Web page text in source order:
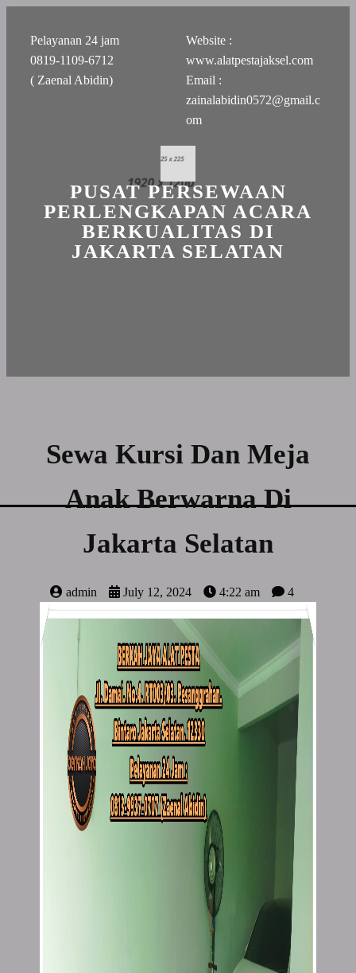
Pelayanan 24 jam
0819-1109-6712
( Zaenal Abidin)
Website :
www.alatpestajaksel.com
Email :
zainalabidin0572@gmail.c
om
PUSAT PERSEWAAN
PERLENGKAPAN ACARA
BERKUALITAS DI
JAKARTA SELATAN
Sewa Kursi Dan Meja
Anak Berwarna Di
Jakarta Selatan
admin July 12, 2024 4:22 am 4